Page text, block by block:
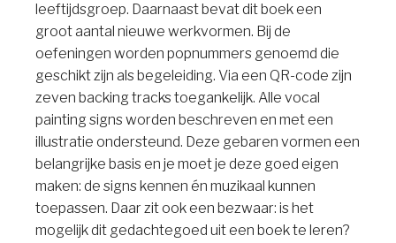
leeftijdsgroep. Daarnaast bevat dit boek een
groot aantal nieuwe werkvormen. Bij de
oefeningen worden popnummers genoemd die
geschikt zijn als begeleiding. Via een QR-code zijn
zeven backing tracks toegankelijk. Alle vocal
painting signs worden beschreven en met een
illustratie ondersteund. Deze gebaren vormen een
belangrijke basis en je moet je deze goed eigen
maken: de signs kennen én muzikaal kunnen
toepassen. Daar zit ook een bezwaar: is het
mogelijk dit gedachtegoed uit een boek te leren?